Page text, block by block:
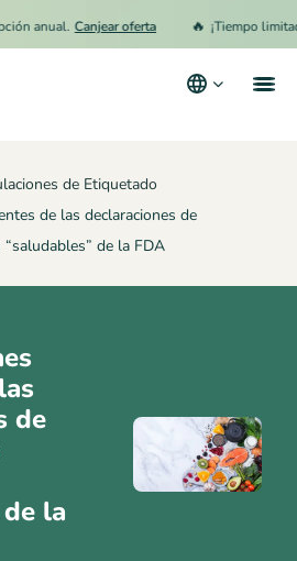
Canjear oferta 🔥 ¡Tiempo limitado!
de Etiquetado
de las declaraciones de
de la FDA
de
la